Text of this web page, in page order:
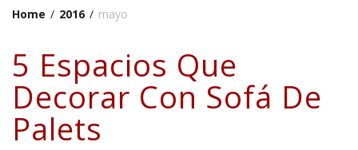
Home / 2016 / mayo
5 Espacios Que
Decorar Con Sofá De
Palets